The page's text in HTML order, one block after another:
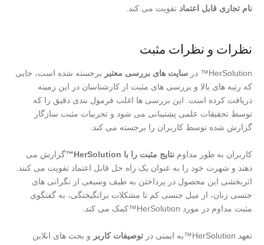
نام تجاری قابل اعتماد تقویت می کند.
نظرات و نظرات مثبت
HerSolution™ در سایت های بررسی معتبر برجسته شده است، جایی
که رتبه های بالا و بررسی های مثبت از کارشناسان در این زمینه
دریافت کرده است. این بررسی ها اغلب فرمول بندی دقیق را که
توسط تحقیقات علمی پشتیبانی می شود و تجربیات مثبت سازگار
گزارش شده توسط کاربران را برجسته می کند.
کاربران به طور مداوم نتایج مثبت را با HerSolution™
گزارش می
دهند و شهرت خود را به عنوان یک راه حل قابل اعتماد تقویت می کنند.
اثربخشی این محصول در پرداختن به طیف وسیعی از نگرانی های
جنسی زنان، از میل جنسی کم تا مشکلات برانگیختگی، به گفتگوی
مثبت مداوم در مورد HerSolution™کمک می کند.
تعهد HerSolution™به ایمنی در توصیفات کاربر و بحث های انلاین